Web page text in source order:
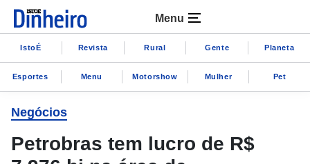
Menu
IstoÉ Revista Rural Gente Planeta
Esportes Menu Motorshow Mulher Pet
Negócios
Petrobras tem lucro de R$